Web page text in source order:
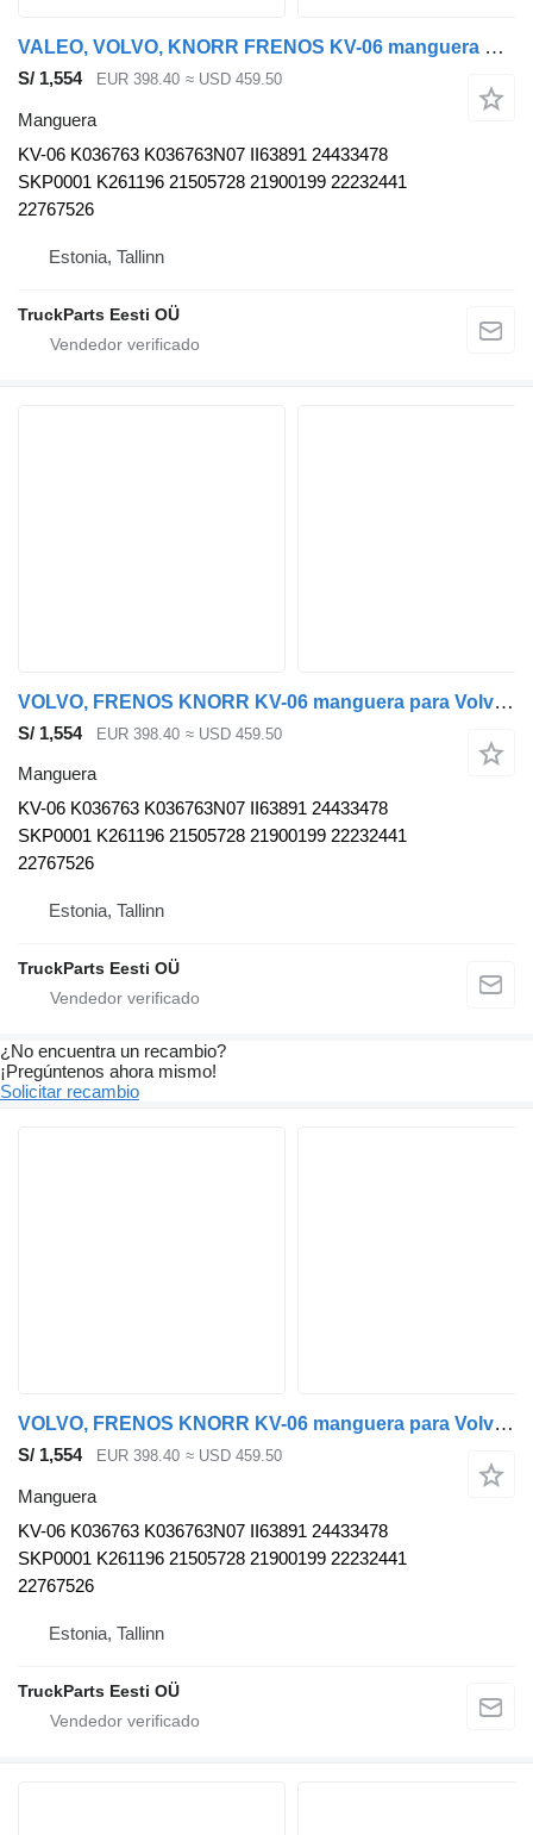
VALEO, VOLVO, KNORR FRENOS KV-06 manguera para Volvo B5LH, B0E (2008-) autobús
S/ 1,554 EUR 398.40 ≈ USD 459.50
Manguera
KV-06 K036763 K036763N07 II63891 24433478
SKP0001 K261196 21505728 21900199 22232441
22767526
Estonia, Tallinn
TruckParts Eesti OÜ
VOLVO, FRENOS KNORR KV-06 manguera para Volvo B5LH, B0E (2008-) autobús
S/ 1,554 EUR 398.40 ≈ USD 459.50
Manguera
KV-06 K036763 K036763N07 II63891 24433478
SKP0001 K261196 21505728 21900199 22232441
22767526
Estonia, Tallinn
TruckParts Eesti OÜ
¿No encuentra un recambio?
¡Pregúntenos ahora mismo!
Solicitar recambio
VOLVO, FRENOS KNORR KV-06 manguera para Volvo B5LH, B0E (2008-) autobús
S/ 1,554 EUR 398.40 ≈ USD 459.50
Manguera
KV-06 K036763 K036763N07 II63891 24433478
SKP0001 K261196 21505728 21900199 22232441
22767526
Estonia, Tallinn
TruckParts Eesti OÜ